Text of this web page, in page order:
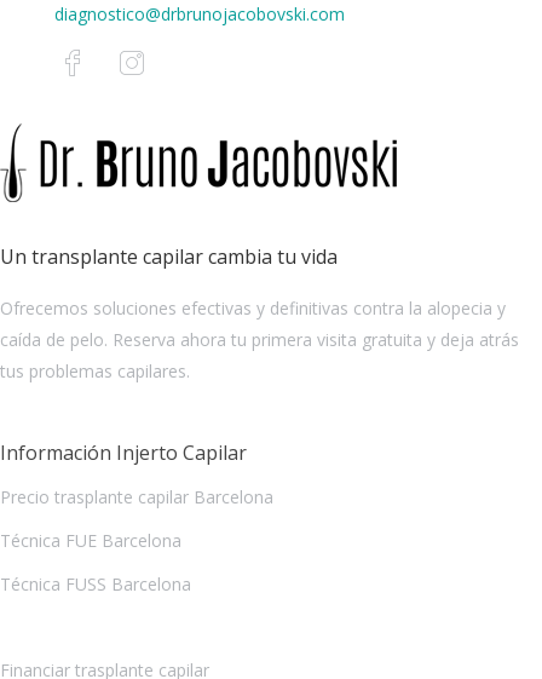
diagnostico@drbrunojacobovski.com
Un transplante capilar cambia tu vida
Ofrecemos soluciones efectivas y definitivas contra la alopecia y
caída de pelo. Reserva ahora tu primera visita gratuita y deja atrás
tus problemas capilares.
Información Injerto Capilar
Precio trasplante capilar Barcelona
Técnica FUE Barcelona
Técnica FUSS Barcelona
Financiar trasplante capilar